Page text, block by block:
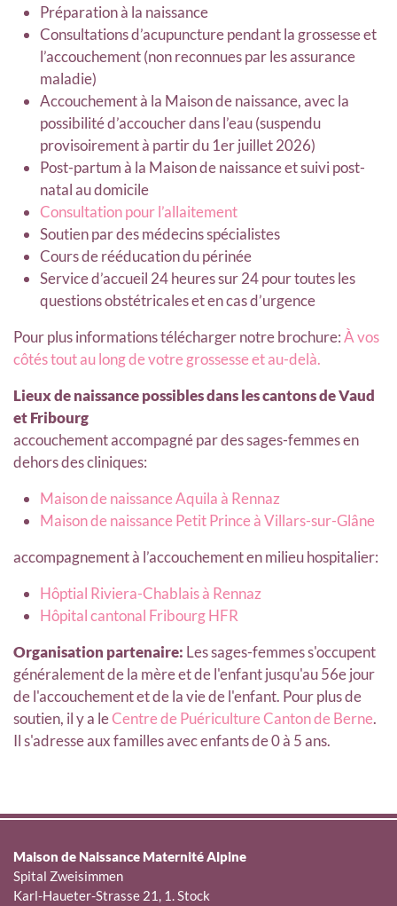
Préparation à la naissance
Consultations d’acupuncture pendant la grossesse et
l’accouchement (non reconnues par les assurance
maladie)
Accouchement à la Maison de naissance, avec la
possibilité d’accoucher dans l’eau (suspendu
provisoirement à partir du 1er juillet 2026)
Post-partum à la Maison de naissance et suivi post-
natal au domicile
Consultation pour l’allaitement
Soutien par des médecins spécialistes
Cours de rééducation du périnée
Service d’accueil 24 heures sur 24 pour toutes les
questions obstétricales et en cas d’urgence
Pour plus informations télécharger notre brochure:À vos
côtés tout au long de votre grossesse et au-delà.
Lieux de naissance possibles dans les cantons de Vaud
et Fribourg
accouchement accompagné par des sages-femmes en
dehors des cliniques:
Maison de naissance Aquila à Rennaz
Maison de naissance Petit Prince à Villars-sur-Glâne
accompagnement à l’accouchement en milieu hospitalier:
Hôptial Riviera-Chablais à Rennaz
Hôpital cantonal Fribourg HFR
Organisation partenaire: Les sages-femmes s'occupent
généralement de la mère et de l'enfant jusqu'au 56e jour
de l'accouchement et de la vie de l'enfant. Pour plus de
soutien, il y a leCentre de Puériculture Canton de Berne.
Il s'adresse aux familles avec enfants de 0 à 5 ans.
Maison de Naissance Maternité Alpine
Spital Zweisimmen
Karl-Haueter-Strasse 21, 1. Stock